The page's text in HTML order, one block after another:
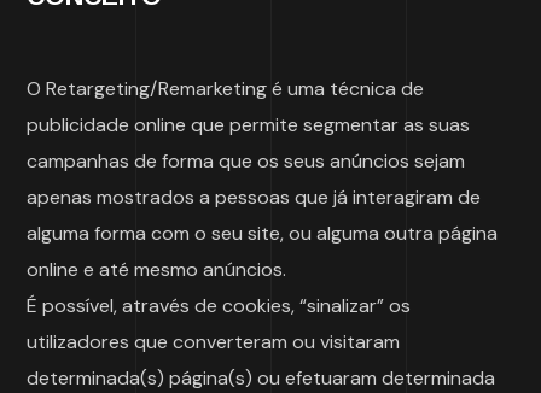
O Retargeting/Remarketing é uma técnica de
publicidade online que permite segmentar as suas
campanhas de forma que os seus anúncios sejam
apenas mostrados a pessoas que já interagiram de
alguma forma com o seu site, ou alguma outra página
online e até mesmo anúncios.
É possível, através de cookies, “sinalizar” os
utilizadores que converteram ou visitaram
determinada(s) página(s) ou efetuaram determinada